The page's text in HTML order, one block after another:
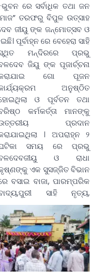
ରେ ସର୍ବାଧିକ ତଥା ଜନ
ତରଫରୁ ବିପୁଳ ଉତ୍ସାହ
ଜୀୟୁ ଙ୍କ ଜନ୍ମୋତ୍ସବ ଓ
ପୂର୍ବାହ୍ନ ରେ ବେହେରା ସାହି
ମନ୍ଦିରରେ ପ୍ରଭୁ
ଜିୟୁ ଙ୍କ ପୂଜାର୍ଚ୍ଚନା
ଗୋ ପୂଜନ
ଅନୁଷ୍ଠିତ
ଓ ପୂର୍ବତନ ତଥା
କର୍ମକର୍ତ୍ତା ମାନଙ୍କୁ
ପ୍ରଦାନ
। ଅପରାହ୍ନ ୨
ସମୟ ରେ ପ୍ରଭୁ
ଓ ରାଧା
ଏକ ସୁସଜ୍ଜିତ ବିଭାନ
ବସାଇ ବାଜା, ପାରମ୍ପରିକ
ସାହି ନୃତ୍ୟ,